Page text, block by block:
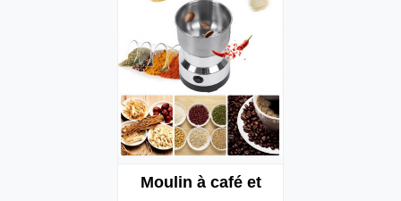
Moulin à café et